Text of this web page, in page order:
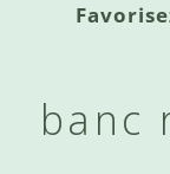
banc